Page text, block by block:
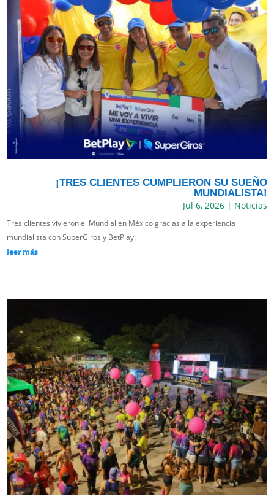
¡TRES CLIENTES CUMPLIERON SU SUEÑO
MUNDIALISTA!
Jul 6, 2026| Noticias
Tres clientes vivieron el Mundial en México gracias a la experiencia
mundialista con SuperGiros y BetPlay.
leer más